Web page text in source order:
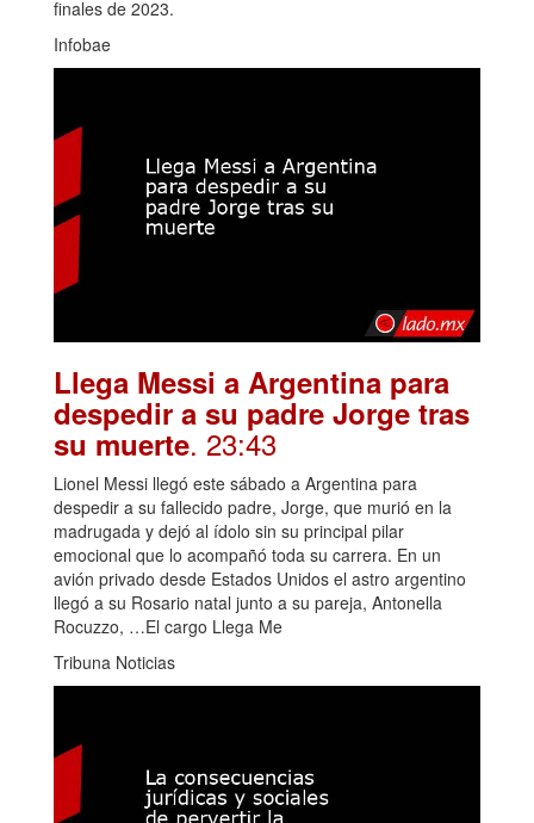
finales de 2023.
Infobae
Llega Messi a Argentina para
despedir a su padre Jorge tras
su muerte. 23:43
Lionel Messi llegó este sábado a Argentina para
despedir a su fallecido padre, Jorge, que murió en la
madrugada y dejó al ídolo sin su principal pilar
emocional que lo acompañó toda su carrera. En un
avión privado desde Estados Unidos el astro argentino
llegó a su Rosario natal junto a su pareja, Antonella
Rocuzzo, …El cargo Llega Me
Tribuna Noticias